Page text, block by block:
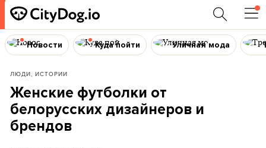
Новости Куда пойти Уличная мода
ЛЮДИ, ИСТОРИИ
Женские футболки от
белорусских дизайнеров и
брендов